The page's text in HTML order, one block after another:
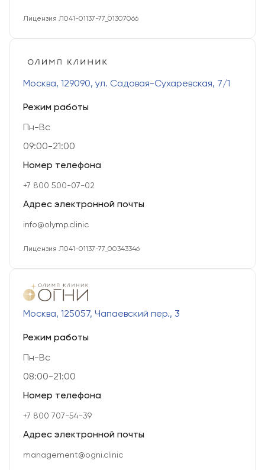
Лицензия Л041-01137-77_01307066
Москва, 129090, ул. Садовая-Сухаревская, 7/1
Режим работы
Пн-Вс
09:00-21:00
Номер телефона
+7 800 500-07-02
Адрес электронной почты
info@olymp.clinic
Лицензия Л041-01137-77_00343346
Москва, 125057, Чапаевский пер., 3
Режим работы
Пн-Вс
08:00-21:00
Номер телефона
+7 800 707-54-39
Адрес электронной почты
management@ogni.clinic